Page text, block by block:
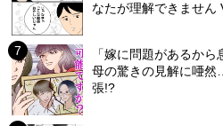
なたが理解できません
「嫁に問題があるか
母の驚きの見解に唖
張!?